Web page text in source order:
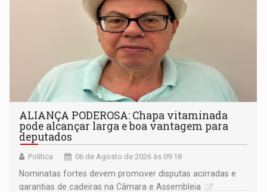
ALIANÇA PODEROSA: Chapa vitaminada
pode alcançar larga e boa vantagem para
deputados
Política 06 de Agosto de 2026 às 09:18
Nominatas fortes devem promover disputas acirradas e
garantias de cadeiras na Câmara e Assembleia